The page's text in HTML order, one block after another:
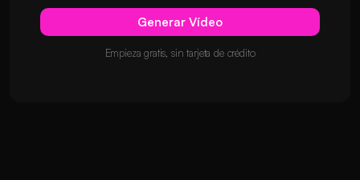
Generar Vídeo
Empieza gratis, sin tarjeta de crédito